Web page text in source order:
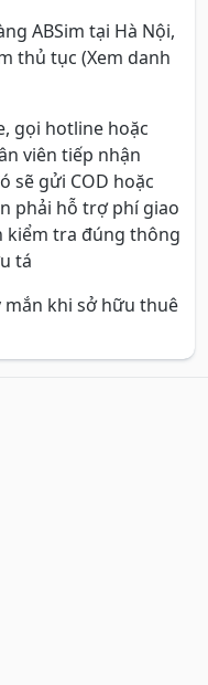
ABSim tại Hà Nội,
thủ tục (Xem danh
gọi hotline hoặc
viên tiếp nhận
sẽ gửi COD hoặc
phải hỗ trợ phí giao
kiểm tra đúng thông
tá
mắn khi sở hữu thuê